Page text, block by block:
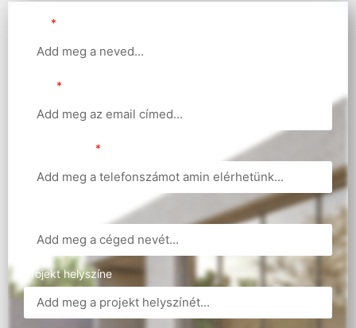
Projekt helyszíne